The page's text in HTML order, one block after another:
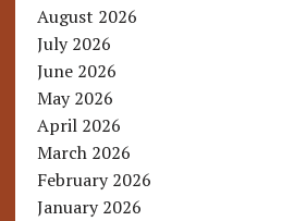
August 2026
July 2026
June 2026
May 2026
April 2026
March 2026
February 2026
January 2026